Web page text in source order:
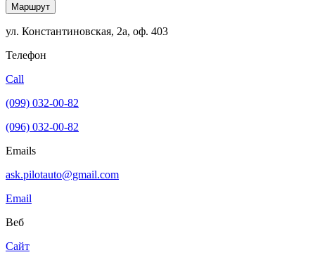
Маршрут
ул. Константиновская, 2а, оф. 403
Телефон
Call
(099) 032-00-82
(096) 032-00-82
Emails
ask.pilotauto@gmail.com
Email
Веб
Сайт